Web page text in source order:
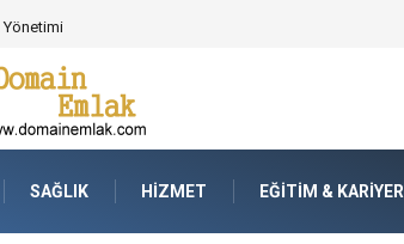
SAĞLIK HIZMET EĞITIM & KARIYER